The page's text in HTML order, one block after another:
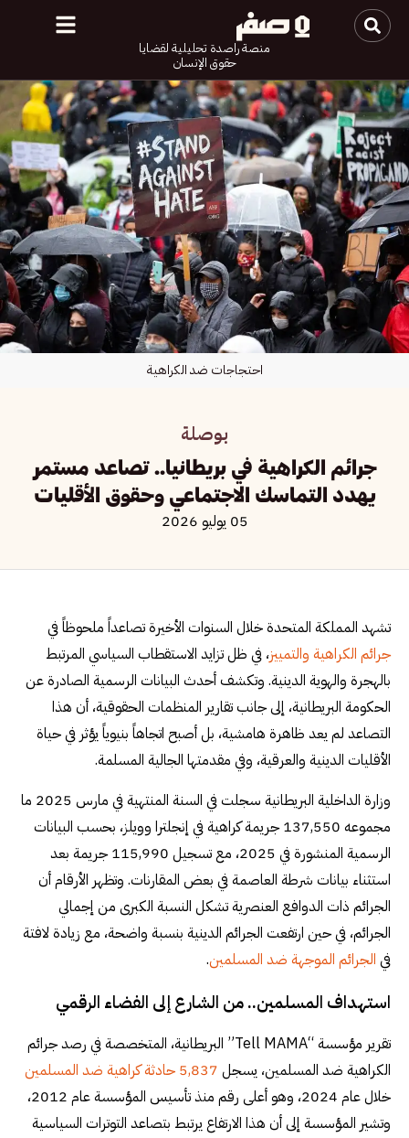
منصة راصدة تحليلية لقضايا
حقوق الإنسان
بوصلة
جرائم الكراهية في بريطانيا.. تصاعد مستمر
يهدد التماسك الاجتماعي وحقوق الأقليات
05 يوليو 2026
احتجاجات ضد الكراهية
تشهد المملكة المتحدة خلال السنوات الأخيرة تصاعداً ملحوظاً في
جرائم الكراهية والتمييز، في ظل تزايد الاستقطاب السياسي المرتبط
بالهجرة والهوية الدينية. وتكشف أحدث البيانات الرسمية الصادرة عن
الحكومة البريطانية، إلى جانب تقارير المنظمات الحقوقية، أن هذا
التصاعد لم يعد ظاهرة هامشية، بل أصبح اتجاهاً بنيوياً يؤثر في حياة
الأقليات الدينية والعرقية، وفي مقدمتها الجالية المسلمة.
وزارة الداخلية البريطانية سجلت في السنة المنتهية في مارس 2025 ما
مجموعه 137,550 جريمة كراهية في إنجلترا وويلز، بحسب البيانات
الرسمية المنشورة في 2025، مع تسجيل 115,990 جريمة بعد
استثناء بيانات شرطة العاصمة في بعض المقارنات. وتظهر الأرقام أن
الجرائم ذات الدوافع العنصرية تشكل النسبة الكبرى من إجمالي
الجرائم، في حين ارتفعت الجرائم الدينية بنسبة واضحة، مع زيادة لافتة
في الجرائم الموجهة ضد المسلمين.
استهداف المسلمين.. من الشارع إلى الفضاء الرقمي
تقرير مؤسسة “Tell MAMA” البريطانية، المتخصصة في رصد جرائم
الكراهية ضد المسلمين، يسجل
خلال عام 2024، وهو أعلى رقم منذ تأسيس المؤسسة عام 2012،
وتشير المؤسسة إلى أن هذا الارتفاع يرتبط بتصاعد التوترات السياسية